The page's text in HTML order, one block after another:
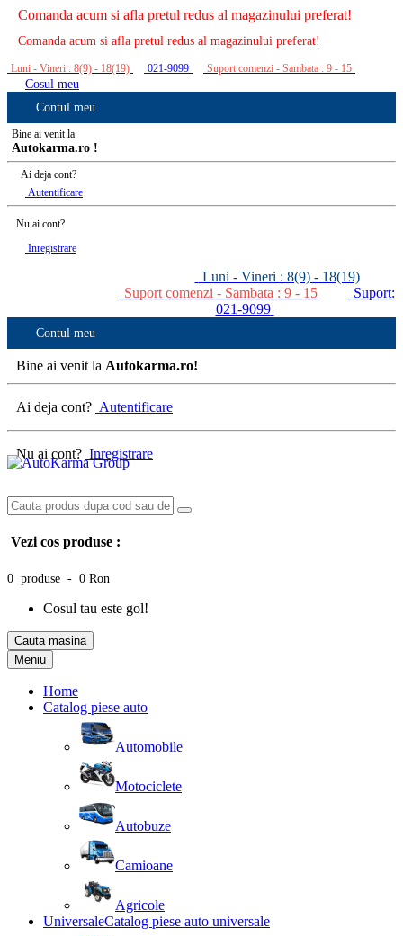
Comanda acum si afla pretul redus al magazinului preferat!
Comanda acum si afla pretul redus al magazinului preferat!
Luni - Vineri : 8(9) - 18(19) 021-9099 Suport comenzi - Sambata : 9 - 15
Cosul meu
Contul meu
Bine ai venit la
Autokarma.ro !
Ai deja cont?
Autentificare
Nu ai cont?
Inregistrare
Luni - Vineri : 8(9) - 18(19)
Suport comenzi - Sambata : 9 - 15
Suport:
021-9099
Contul meu
Bine ai venit la Autokarma.ro!
Ai deja cont? Autentificare
Nu ai cont? Inregistrare
Vezi cos produse :
0 produse - 0 Ron
Cosul tau este gol!
Cauta masina
Meniu
Home
Catalog piese auto
Automobile
Motociclete
Autobuze
Camioane
Agricole
UniversaleCatalog piese auto universale